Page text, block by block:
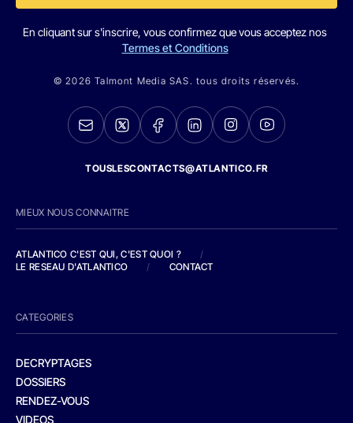
En cliquant sur s'inscrire, vous confirmez que vous acceptez nos
Termes et Conditions
© 2026 Talmont Media SAS. tous droits réservés.
TOUSLESCONTACTS@ATLANTICO.FR
MIEUX NOUS CONNAITRE
ATLANTICO C'EST QUI, C'EST QUOI ?
/
LE RESEAU D'ATLANTICO
/ CONTACT
CATEGORIES
DECRYPTAGES
DOSSIERS
RENDEZ-VOUS
VIDEOS